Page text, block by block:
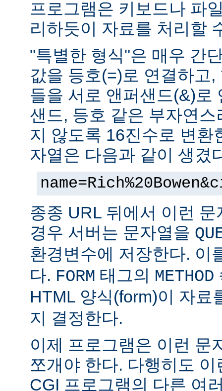
프로그램은 키보드나 파
리하듯이 자료를 처리할
"특별한 형식"은 매우 간
값을 등호(=)로 연결하고
들을 서로 앤퍼샌드(&)로
샌드, 등호 같은 부자연
지 않도록 16진수로 변환
자열은 다음과 같이 생겼
종종 URL 뒤에서 이런
경우 서버는 문자열을
환경변수에 저장한다. 이
다. FORM 태그의 METHOD
HTML 양식(form)이 자료
지 결정한다.
이제 프로그램은 이런 문
쪼개야 한다. 다행히도
CGI 프로그램의 다른 여